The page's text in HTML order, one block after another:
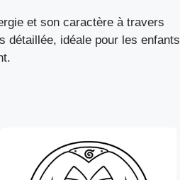
et son caractère à travers
détaillée, idéale pour les enfants